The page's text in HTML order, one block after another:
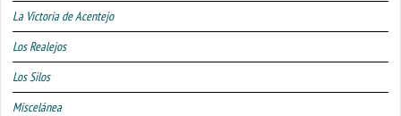
La Victoria de Acentejo
Los Realejos
Los Silos
Miscelánea